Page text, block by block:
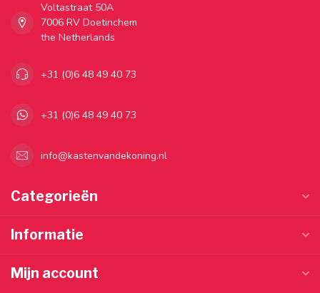
Voltastraat 50A
7006 RV Doetinchem
the Netherlands
+31 (0)6 48 49 40 73
+31 (0)6 48 49 40 73
info@kastenvandekoning.nl
Categorieën
Informatie
Mijn account